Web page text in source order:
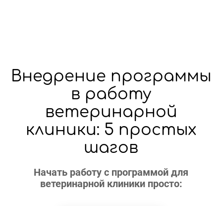
Внедрение программы
в работу
ветеринарной
клиники: 5 простых
шагов
Начать работу с программой для
ветеринарной клиники просто: